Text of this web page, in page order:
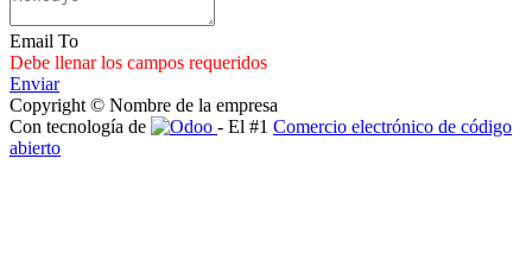
Email To
Debe llenar los campos requeridos
Enviar
Copyright © Nombre de la empresa
Con tecnología de
- El #1 Comercio electrónico de código
abierto